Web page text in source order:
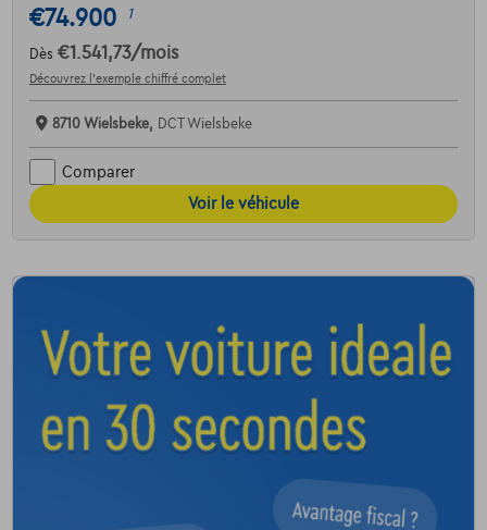
€74.900 1
Dès €1.541,73/mois
Découvrez l’exemple chiffré complet
8710 Wielsbeke, DCT Wielsbeke
Comparer
Voir le véhicule